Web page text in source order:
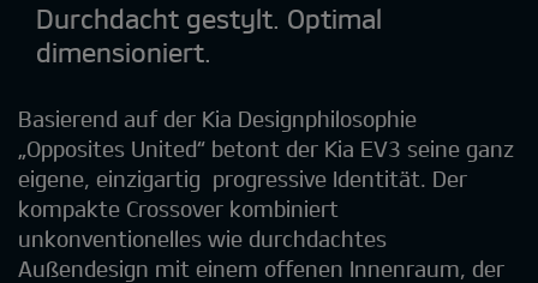
Durchdacht gestylt. Optimal
dimensioniert.
Basierend auf der Kia Designphilosophie
„Opposites United“ betont der Kia EV3 seine ganz
eigene, einzigartig progressive Identität. Der
kompakte Crossover kombiniert
unkonventionelles wie durchdachtes
Außendesign mit einem offenen Innenraum, der